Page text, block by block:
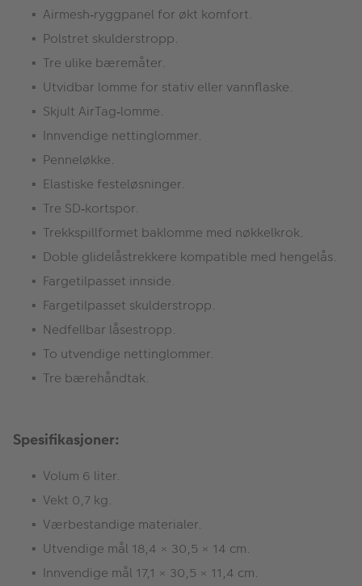
Airmesh‑ryggpanel for økt komfort.
Polstret skulderstropp.
Tre ulike bæremåter.
Utvidbar lomme for stativ eller vannflaske.
Skjult AirTag‑lomme.
Innvendige nettinglommer.
Penneløkke.
Elastiske festeløsninger.
Tre SD‑kortspor.
Trekkspillformet baklomme med nøkkelkrok.
Doble glidelåstrekkere kompatible med hengelås.
Fargetilpasset innside.
Fargetilpasset skulderstropp.
Nedfellbar låsestropp.
To utvendige nettinglommer.
Tre bærehåndtak.
Spesifikasjoner:
Volum 6 liter.
Vekt 0,7 kg.
Værbestandige materialer.
Utvendige mål 18,4 × 30,5 × 14 cm.
Innvendige mål 17,1 × 30,5 × 11,4 cm.